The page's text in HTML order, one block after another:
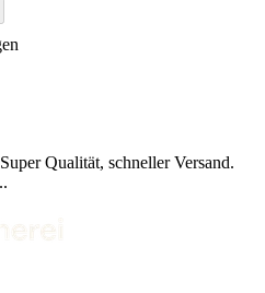
Qualität, schneller Versand.